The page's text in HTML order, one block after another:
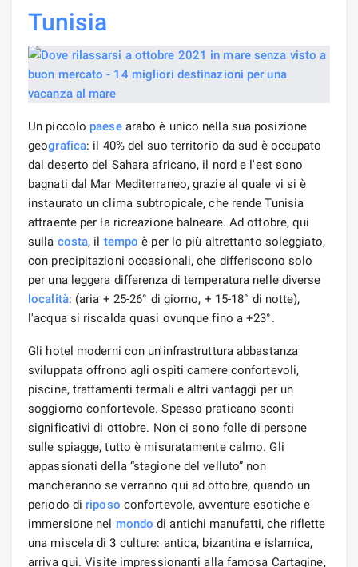
Tunisia
Un piccolo paesearabo è unico nella sua posizione
geografica: il 40% del suo territorio da sud è occupato
dal deserto del Sahara africano, il nord e l'est sono
bagnati dal Mar Mediterraneo, grazie al quale vi si è
instaurato un clima subtropicale, che rende Tunisia
attraente per la ricreazione balneare. Ad ottobre, qui
sulla costa, il tempo è per lo più altrettanto soleggiato,
con precipitazioni occasionali, che differiscono solo
per una leggera differenza di temperatura nelle diverse
località: (aria + 25-26° di giorno, + 15-18° di notte),
l'acqua si riscalda quasi ovunque fino a +23°.
Gli hotel moderni con un'infrastruttura abbastanza
sviluppata offrono agli ospiti camere confortevoli,
piscine, trattamenti termali e altri vantaggi per un
soggiorno confortevole. Spesso praticano sconti
significativi di ottobre. Non ci sono folle di persone
sulle spiagge, tutto è misuratamente calmo. Gli
appassionati della “stagione del velluto” non
mancheranno se verranno qui ad ottobre, quando un
periodo di riposo confortevole, avventure esotiche e
immersione nel mondo di antichi manufatti, che riflette
una miscela di 3 culture: antica, bizantina e islamica,
arriva qui. Visite impressionanti alla famosa Cartagine,